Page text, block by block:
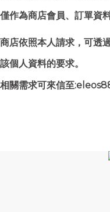
僅作為商店會員、訂單資
商店依照本人請求，可透
該個人資料的要求。
相關需求可來信至